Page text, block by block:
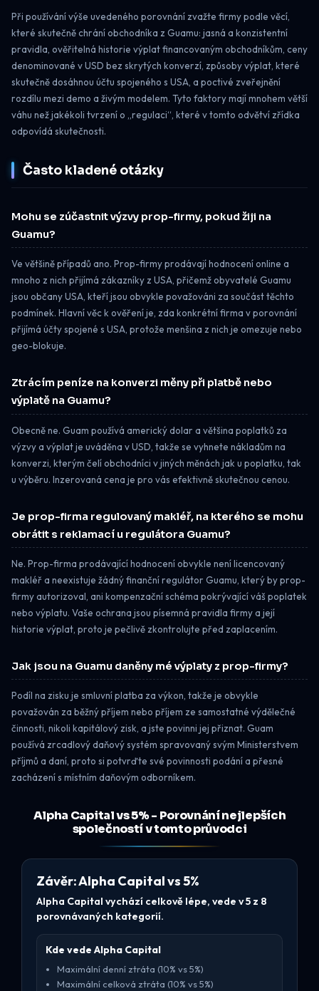
Při používání výše uvedeného porovnání zvažte firmy podle věcí,
které skutečně chrání obchodníka z Guamu: jasná a konzistentní
pravidla, ověřitelná historie výplat financovaným obchodníkům, ceny
denominované v USD bez skrytých konverzí, způsoby výplat, které
skutečně dosáhnou účtu spojeného s USA, a poctivé zveřejnění
rozdílu mezi demo a živým modelem. Tyto faktory mají mnohem větší
váhu než jakékoli tvrzení o „regulaci“, které v tomto odvětví zřídka
odpovídá skutečnosti.
Často kladené otázky
Mohu se zúčastnit výzvy prop-firmy, pokud žiji na
Guamu?
Ve většině případů ano. Prop-firmy prodávají hodnocení online a
mnoho z nich přijímá zákazníky z USA, přičemž obyvatelé Guamu
jsou občany USA, kteří jsou obvykle považováni za součást těchto
podmínek. Hlavní věc k ověření je, zda konkrétní firma v porovnání
přijímá účty spojené s USA, protože menšina z nich je omezuje nebo
geo-blokuje.
Ztrácím peníze na konverzi měny při platbě nebo
výplatě na Guamu?
Obecně ne. Guam používá americký dolar a většina poplatků za
výzvy a výplat je uváděna v USD, takže se vyhnete nákladům na
konverzi, kterým čelí obchodníci v jiných měnách jak u poplatku, tak
u výběru. Inzerovaná cena je pro vás efektivně skutečnou cenou.
Je prop-firma regulovaný makléř, na kterého se mohu
obrátit s reklamací u regulátora Guamu?
Ne. Prop-firma prodávající hodnocení obvykle není licencovaný
makléř a neexistuje žádný finanční regulátor Guamu, který by prop-
firmy autorizoval, ani kompenzační schéma pokrývající váš poplatek
nebo výplatu. Vaše ochrana jsou písemná pravidla firmy a její
historie výplat, proto je pečlivě zkontrolujte před zaplacením.
Jak jsou na Guamu daněny mé výplaty z prop-firmy?
Podíl na zisku je smluvní platba za výkon, takže je obvykle
považován za běžný příjem nebo příjem ze samostatné výdělečné
činnosti, nikoli kapitálový zisk, a jste povinni jej přiznat. Guam
používá zrcadlový daňový systém spravovaný svým Ministerstvem
příjmů a daní, proto si potvrďte své povinnosti podání a přesné
zacházení s místním daňovým odborníkem.
Alpha Capital vs 5% - Porovnání nejlepších
společností v tomto průvodci
Závěr: Alpha Capital vs 5%
Alpha Capital vychází celkově lépe, vede v 5 z 8
porovnávaných kategorií.
Kde vede Alpha Capital
Maximální denní ztráta (10% vs 5%)
Maximální celková ztráta (10% vs 5%)